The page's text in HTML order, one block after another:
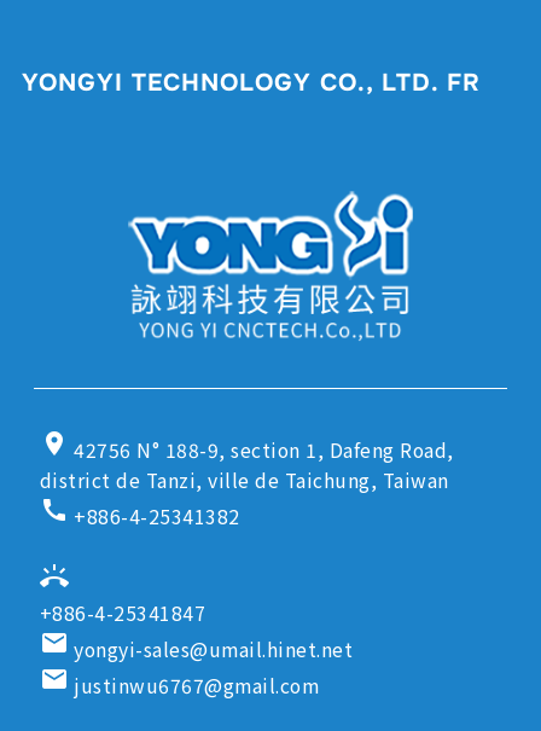
YONGYI TECHNOLOGY CO., LTD. FR
location_on 42756 N° 188-9, section 1, Dafeng Road,
district de Tanzi, ville de Taichung, Taiwan
call +886-4-25341382
ring_volume
+886-4-25341847
email yongyi-sales@umail.hinet.net
email justinwu6767@gmail.com